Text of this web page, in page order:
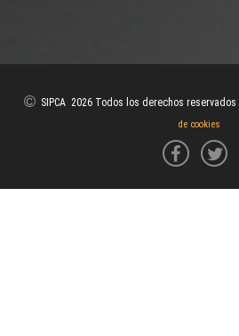
SIPCA 2026 Todos los derechos reservados |
de cookies